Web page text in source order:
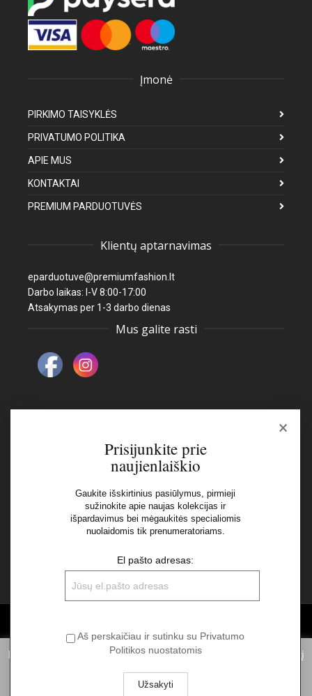
Įmonė
PIRKIMO TAISYKLĖS
PRIVATUMO POLITIKA
APIE MUS
KONTAKTAI
PREMIUM PARDUOTUVĖS
Klientų aptarnavimas
eparduotuve@premiumfashion.lt
Darbo laikas: I-V 8:00-17:00
Atsakymas per 1-3 darbo dienas
Mus galite rasti
Naujienlaiškis
Aš perskaičiau ir sutinku su Privatumo Politikos
Informuojame, kad norėdami suteikti Jums pačią geriausią patirtį
naudojantis mūsų svetainę, statistiniais tikslais mes naudojame
slapukus. Spausdami „Aš sutinku“ Jūs sutinkate su slapukų
×
Prisijunkite prie
naujienlaiškio
Gaukite išskirtinius pasiūlymus, pirmieji
sužinokite apie naujas kolekcijas ir
išpardavimus bei mėgaukitės specialiomis
nuolaidomis tik prenumeratoriams.
El pašto adresas:
Aš perskaičiau ir sutinku su Privatumo
Politikos nuostatomis